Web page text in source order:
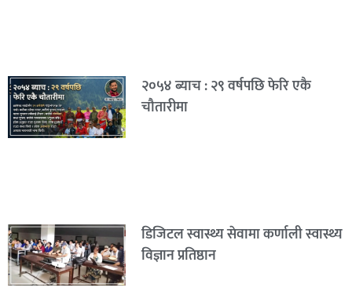
२०५४ ब्याच : २९ वर्षपछि फेरि एकै
चौतारीमा
डिजिटल स्वास्थ्य सेवामा कर्णाली स्वास्थ्य
विज्ञान प्रतिष्ठान